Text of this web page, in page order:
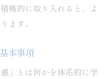
極的に取り入れると、よ
ます。
本事項
」とは何かを体系的に学